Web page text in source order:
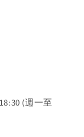
(週一至